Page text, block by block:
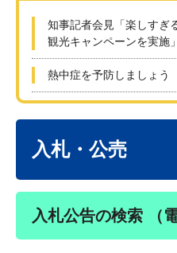
知事記者会見「楽しすぎ
観光キャンペーンを実施
熱中症を予防しましょう
入札・公売
入札公告の検索 （